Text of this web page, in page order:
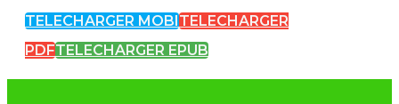
TELECHARGER MOBI TELECHARGER
PDFTELECHARGER EPUB